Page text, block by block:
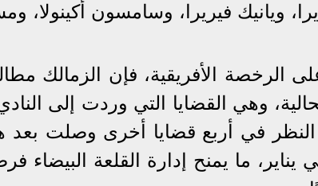
ويانيك فيريرا، وسامسون أكينولا،
الرخصة الأفريقية، فإن الزمالك
وهي القضايا التي وردت إلى
في أربع قضايا أخرى وصلت بعد
يناير، ما يمنح إدارة القلعة البيضاء